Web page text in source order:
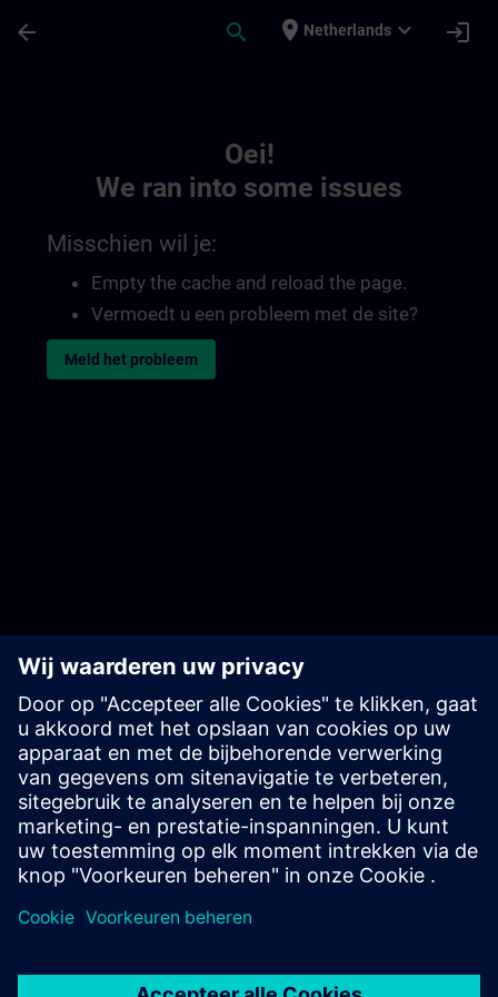
arrow_back search place Netherlands expand_more login
Oei!
We ran into some issues
Misschien wil je:
Empty the cache and reload the page.
Vermoedt u een probleem met de site?
Meld het probleem